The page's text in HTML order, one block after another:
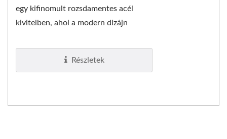
egy kifinomult rozsdamentes acél
kivitelben, ahol a modern dizájn
a modell...
Részletek